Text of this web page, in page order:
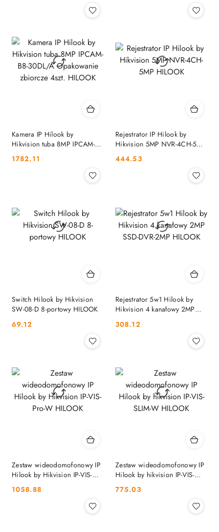
Kamera IP Hilook by
Hikvision tuba 8MP IPCAM-
zbiorcze 4szt. HILOOK
Cena:
1782.11
Rejestrator IP Hilook by
Hikvision 5MP NVR-4CH-5MP
Cena:
444.53
Switch Hilook by Hikvision
SW-08-D 8-portowy HILOOK
Cena:
69.12
Rejestrator 5w1 Hilook by
Hikvision 4 kanałowy 2MP
Cena:
308.12
Zestaw wideodomofonowy IP
Hilook by Hikvision IP-VIS-
Cena:
1058.88
Zestaw wideodomofonowy IP
Hilook by hikvision IP-VIS-
Cena:
775.03